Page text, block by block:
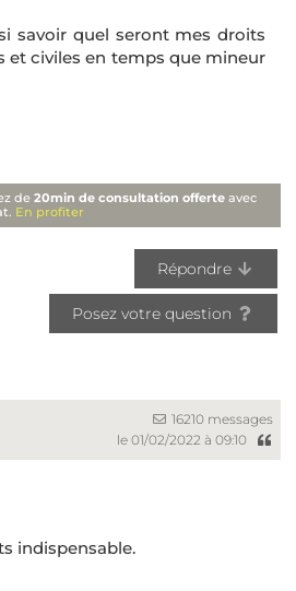
savoir quel seront mes droits
et civiles en temps que mineur
de20min de consultation offerte avec
En profiter
Répondre
Posez votre question
16210 messages
le 01/02/2022 à 09:10
indispensable.